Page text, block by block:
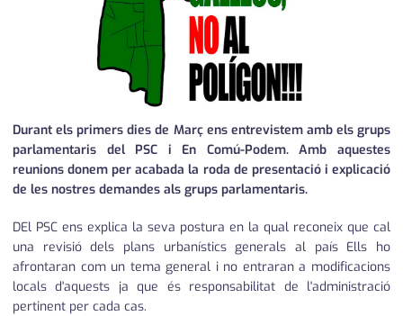
societat
successos
urbanisme
editorial
Durant els primers dies de Març ens entrevistem amb els grups
parlamentaris del PSC i En Comú-Podem. Amb aquestes
reunions donem per acabada la roda de presentació i explicació
de les nostres demandes als grups parlamentaris.
DEl PSC ens explica la seva postura en la qual reconeix que cal
una revisió dels plans urbanístics generals al país Ells ho
afrontaran com un tema general i no entraran a modificacions
locals d'aquests ja que és responsabilitat de l'administració
pertinent per cada cas.